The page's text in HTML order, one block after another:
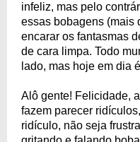
infeliz, mas pelo
essas bobagens (mais
encarar os fantasmas
de cara limpa. Todo
lado, mas hoje em dia
Alô gente! Felicidade,
fazem parecer
ridículo, não seja